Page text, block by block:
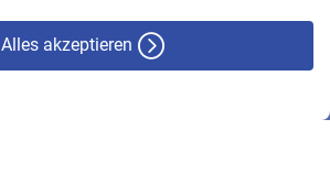
Alles akzeptieren